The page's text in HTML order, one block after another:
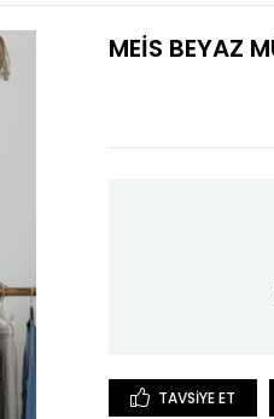
MEİS BEYAZ
TAVSIYE ET